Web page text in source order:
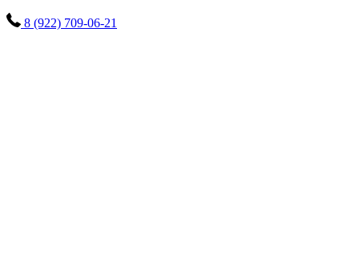
8 (922) 709-06-21